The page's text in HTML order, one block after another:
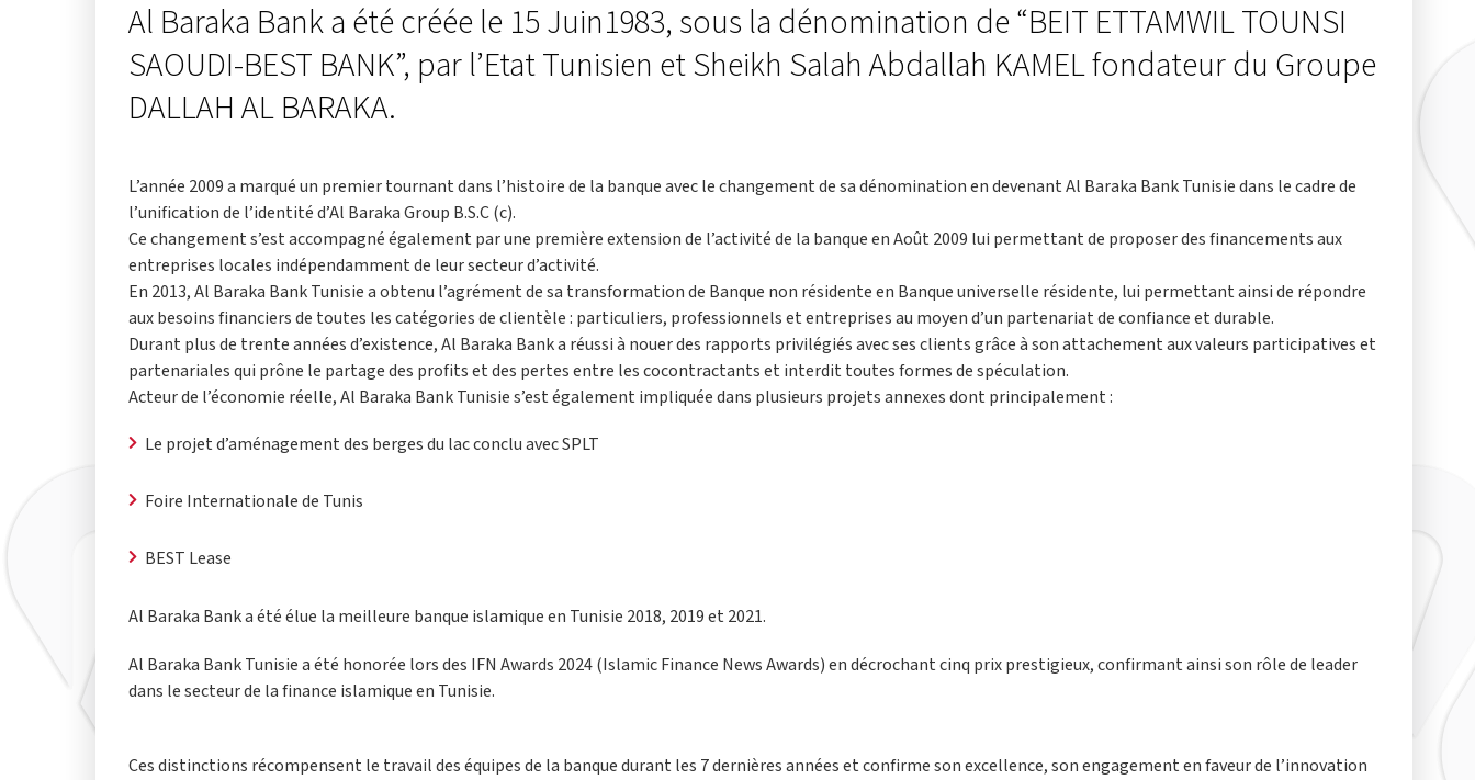
Al Baraka Bank a été créée le 15 Juin1983, sous la dénomination de “BEIT ETTAMWIL TOUNSI
SAOUDI-BEST BANK”, par l’Etat Tunisien et Sheikh Salah Abdallah KAMEL fondateur du Groupe
DALLAH AL BARAKA.
L’année 2009 a marqué un premier tournant dans l’histoire de la banque avec le changement de sa dénomination en devenant Al Baraka Bank Tunisie dans le cadre de
l’unification de l’identité d’Al Baraka Group B.S.C (c).
Ce changement s’est accompagné également par une première extension de l’activité de la banque en Août 2009 lui permettant de proposer des financements aux
entreprises locales indépendamment de leur secteur d’activité.
En 2013, Al Baraka Bank Tunisie a obtenu l’agrément de sa transformation de Banque non résidente en Banque universelle résidente, lui permettant ainsi de répondre
aux besoins financiers de toutes les catégories de clientèle : particuliers, professionnels et entreprises au moyen d’un partenariat de confiance et durable.
Durant plus de trente années d’existence, Al Baraka Bank a réussi à nouer des rapports privilégiés avec ses clients grâce à son attachement aux valeurs participatives et
partenariales qui prône le partage des profits et des pertes entre les cocontractants et interdit toutes formes de spéculation.
Acteur de l’économie réelle, Al Baraka Bank Tunisie s’est également impliquée dans plusieurs projets annexes dont principalement :
Le projet d’aménagement des berges du lac conclu avec SPLT
Foire Internationale de Tunis
BEST Lease
Al Baraka Bank a été élue la meilleure banque islamique en Tunisie 2018, 2019 et 2021.
Al Baraka Bank Tunisie a été honorée lors des IFN Awards 2024 (Islamic Finance News Awards) en décrochant cinq prix prestigieux, confirmant ainsi son rôle de leader
dans le secteur de la finance islamique en Tunisie.
Ces distinctions récompensent le travail des équipes de la banque durant les 7 dernières années et confirme son excellence, son engagement en faveur de l’innovation